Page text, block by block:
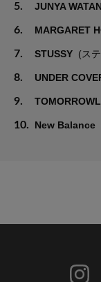
5. JUNYA
6. MARGARET
7. STUSSY (ス
8. UNDER
9.
10. New Balance